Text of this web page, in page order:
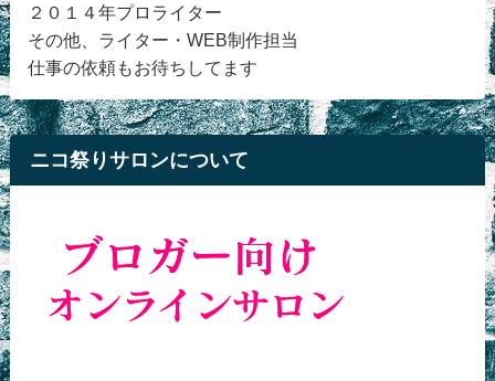
２０１４年プロライター
その他、ライター・WEB制作担当
仕事の依頼もお待ちしてます
ニコ祭りサロンについて